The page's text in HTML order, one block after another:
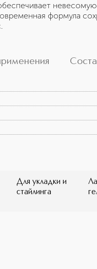
формула
Для укладки и
стайлинга